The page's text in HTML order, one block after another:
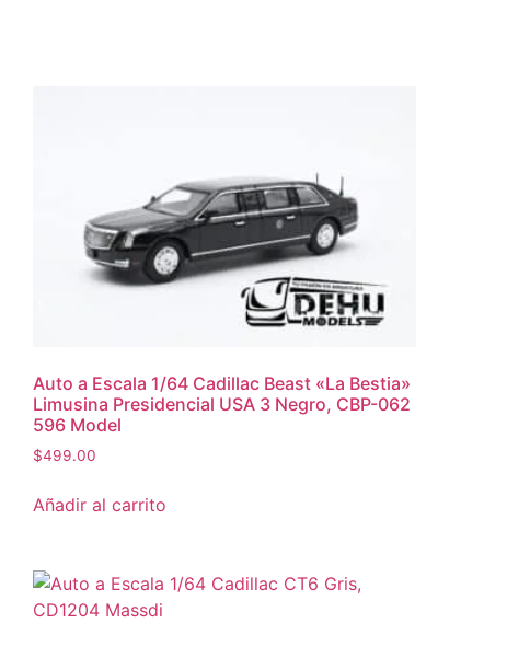
Auto a Escala 1/64 Cadillac Beast «La Bestia»
Limusina Presidencial USA 3 Negro, CBP-062
596 Model
$499.00
Añadir al carrito